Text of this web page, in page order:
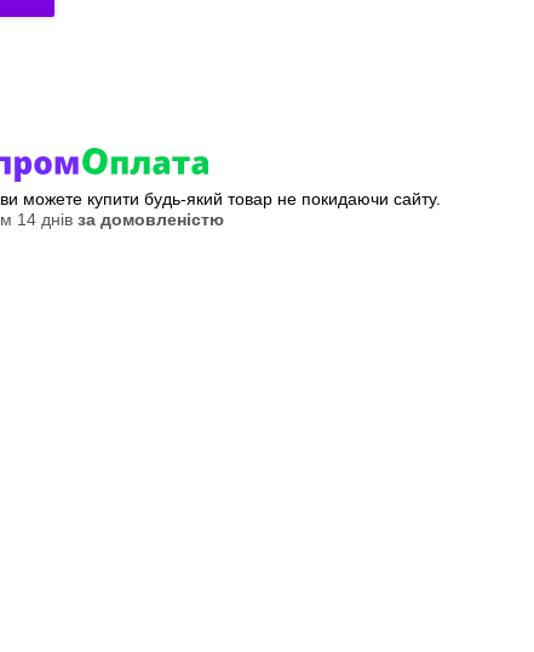
можете купити будь-який товар не покидаючи сайту.
14 днів за домовленістю